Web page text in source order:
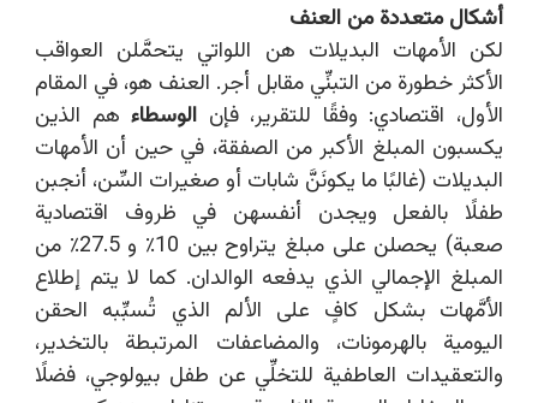
أشكال متعددة من العنف
لكن الأمهات البديلات هن اللواتي يتحمَّلن العواقب
الأكثر خطورة من التبنِّي مقابل أجر. العنف هو، في المقام
الأول، اقتصادي: وفقًا للتقرير، فإن الوسطاءهم الذين
يكسبون المبلغ الأكبر من الصفقة، في حين أن الأمهات
البديلات (غالبًا ما يكونَنَّ شابات أو صغيرات السِّن، أنجبن
طفلًا بالفعل ويجدن أنفسهن في ظروف اقتصادية
صعبة) يحصلن على مبلغ يتراوح بين 10٪ و 27.5٪ من
المبلغ الإجمالي الذي يدفعه الوالدان. كما لا يتم إطلاع
الأمَّهات بشكل كافٍ على الألم الذي تُسبِّبه الحقن
اليومية بالهرمونات، والمضاعفات المرتبطة بالتخدير،
والتعقيدات العاطفية للتخلِّي عن طفل بيولوجي، فضلًا